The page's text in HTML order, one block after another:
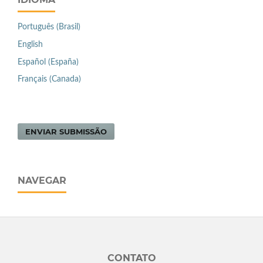
Português (Brasil)
English
Español (España)
Français (Canada)
ENVIAR SUBMISSÃO
NAVEGAR
CONTATO